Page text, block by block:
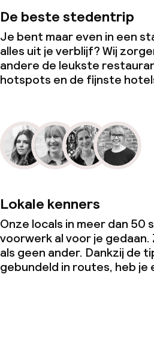
De beste stedentrip
Je bent maar even in een
alles uit je verblijf? Wij
andere de leukste
hotspots en de fijnste
Lokale kenners
Onze locals in meer dan 50
voorwerk al voor je gedaan.
als geen ander. Dankzij de
gebundeld in routes, heb je